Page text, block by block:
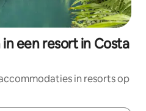
een resort in Costa
in resorts op